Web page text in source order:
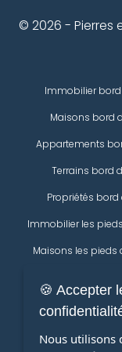
© 2026 - Pierres
Immobilier
Maisons bord
Appartements
Terrains bord
Propriétés bord
Immobilier les
Maisons les pieds
l'eau
Propriétés les
🍪 Accepter
Nous utilisons